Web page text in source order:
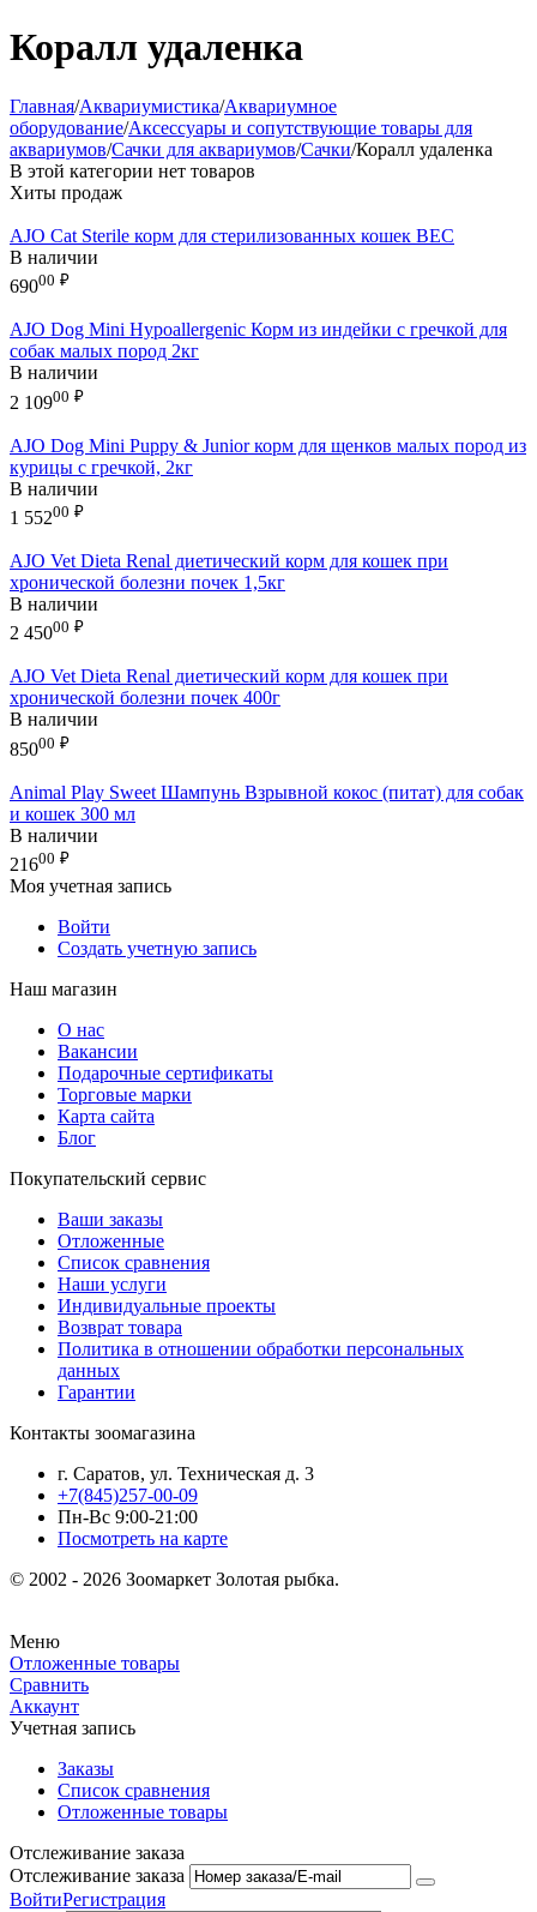
Коралл удаленка
Главная/Аквариумистика/Аквариумное
оборудование/Аксессуары и сопутствующие товары для
аквариумов/Сачки для аквариумов/Сачки/Коралл удаленка
В этой категории нет товаров
Хиты продаж
AJO Cat Sterile корм для стерилизованных кошек ВЕС
В наличии
69000 ₽
AJO Dog Mini Hypoallergenic Корм из индейки с гречкой для
собак малых пород 2кг
В наличии
2 10900 ₽
AJO Dog Mini Puppy & Junior корм для щенков малых пород из
курицы с гречкой, 2кг
В наличии
1 55200 ₽
AJO Vet Dieta Renal диетический корм для кошек при
хронической болезни почек 1,5кг
В наличии
2 45000 ₽
AJO Vet Dieta Renal диетический корм для кошек при
хронической болезни почек 400г
В наличии
85000 ₽
Animal Play Sweet Шампунь Взрывной кокос (питат) для собак
и кошек 300 мл
В наличии
21600 ₽
Моя учетная запись
Войти
Создать учетную запись
Наш магазин
О нас
Вакансии
Подарочные сертификаты
Торговые марки
Карта сайта
Блог
Покупательский сервис
Ваши заказы
Отложенные
Список сравнения
Наши услуги
Индивидуальные проекты
Возврат товара
Политика в отношении обработки персональных
данных
Гарантии
Контакты зоомагазина
г. Саратов, ул. Техническая д. 3
+7(845)257-00-09
Пн-Вс 9:00-21:00
Посмотреть на карте
© 2002 - 2026 Зоомаркет Золотая рыбка.
Меню
Отложенные товары
Сравнить
Аккаунт
Учетная запись
Заказы
Список сравнения
Отложенные товары
Отслеживание заказа
Отслеживание заказа
ВойтиРегистрация